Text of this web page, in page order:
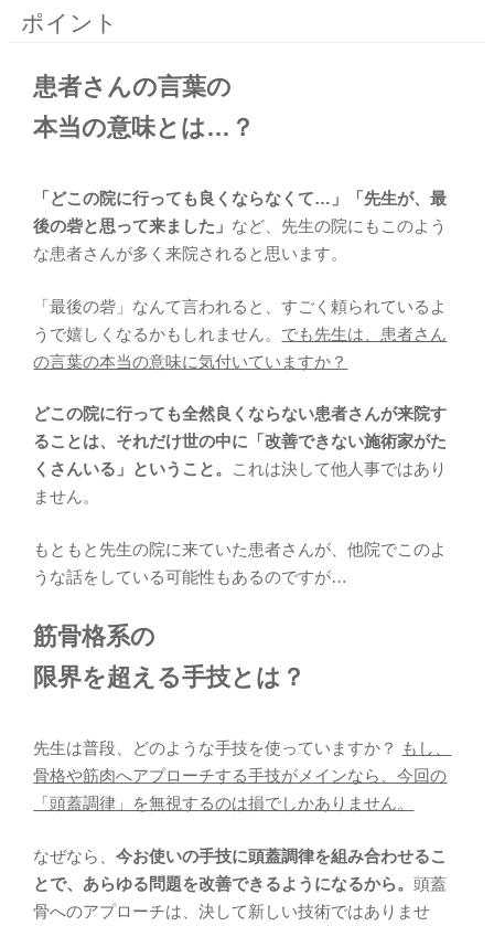
ポイント
患者さんの言葉の
本当の意味とは…？
「どこの院に行っても良くならなくて…」「先生が、最
後の砦と思って来ました」 など、先生の院にもこのよう
な患者さんが多く来院されると思います。
「最後の砦」なんて言われると、すごく頼られているよ
うで嬉しくなるかもしれません。 でも先生は、患者さん
の言葉の本当の意味に気付いていますか？
どこの院に行っても全然良くならない患者さんが来院す
ることは、それだけ世の中に「改善できない施術家がた
くさんいる」ということ。 これは決して他人事ではあり
ません。
もともと先生の院に来ていた患者さんが、他院でこのよ
うな話をしている可能性もあるのですが…
筋骨格系の
限界を超える手技とは？
先生は普段、どのような手技を使っていますか？
もし、
骨格や筋肉へアプローチする手技がメインなら、今回の
「頭蓋調律」を無視するのは損でしかありません。
なぜなら、今お使いの手技に頭蓋調律を組み合わせるこ
とで、あらゆる問題を改善できるようになるから。頭蓋
骨へのアプローチは、決して新しい技術ではありませ